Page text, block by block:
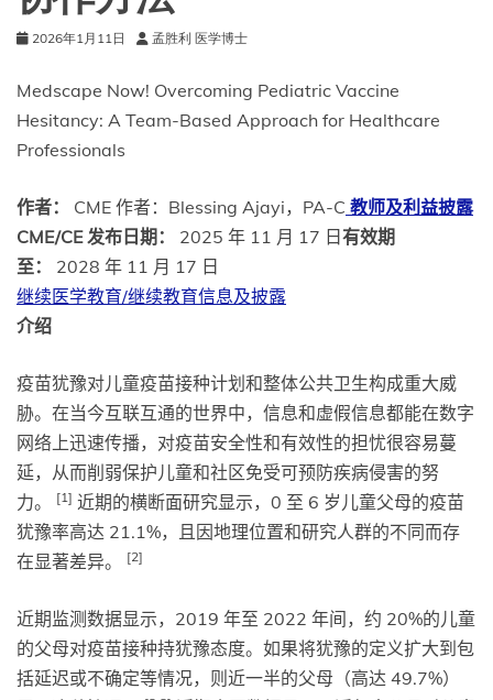
2026年1月11日 孟胜利 医学博士
Medscape Now! Overcoming Pediatric Vaccine
Hesitancy: A Team-Based Approach for Healthcare
Professionals
作者： CME 作者：Blessing Ajayi，PA-C 教师及利益披露
CME/CE 发布日期：
2025 年 11 月 17 日 有效期
至：
2028 年 11 月 17 日
继续医学教育/继续教育信息及披露
介绍
疫苗犹豫对儿童疫苗接种计划和整体公共卫生构成重大威
胁。在当今互联互通的世界中，信息和虚假信息都能在数字
网络上迅速传播，对疫苗安全性和有效性的担忧很容易蔓
延，从而削弱保护儿童和社区免受可预防疾病侵害的努
力。
[1] 近期的横断面研究显示，0 至 6 岁儿童父母的疫苗
犹豫率高达 21.1%，且因地理位置和研究人群的不同而存
在显著差异。
[2]
近期监测数据显示，2019 年至 2022 年间，约 20%的儿童
的父母对疫苗接种持犹豫态度。如果将犹豫的定义扩大到包
括延迟或不确定等情况，则近一半的父母（高达 49.7%）